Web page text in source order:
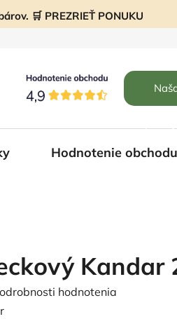
🛒 PREZRIEŤ PONUKU
Hodnotenie obchodu
Kandar
hodnotenia